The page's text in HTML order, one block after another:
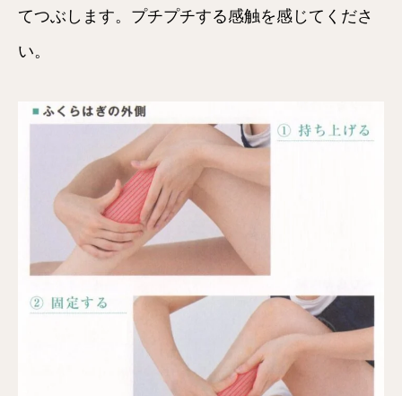
てつぶします。プチプチする感触を感じてくださ
い。